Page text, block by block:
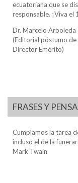
ecuatoriana que se
responsable. ¡Viva el
Dr. Marcelo Arboleda
(Editorial póstumo de
Director Emérito)
FRASES Y
Cumplamos la tarea
incluso el de la
Mark Twain